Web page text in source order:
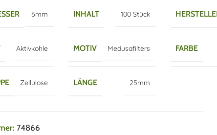
6mm INHALT 100 Stück
Aktivkohle MOTIV Medusafilters FARBE
Zellulose LÄNGE 25mm
74866